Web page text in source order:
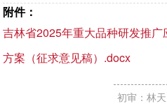
附件：
吉林省2025年重大品种研发推
方案（征求意见稿）.docx
初审：林